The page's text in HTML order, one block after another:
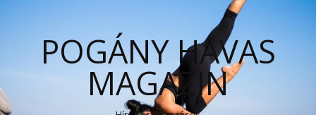
POGÁNY HAVAS
MAGAZIN